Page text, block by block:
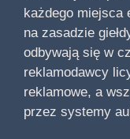
każdego miejsca
na zasadzie
odbywają się w
reklamodawcy
reklamowe, a
przez systemy